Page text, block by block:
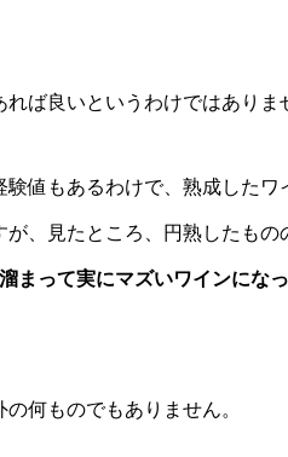
ば良いというわけではありま
値もあるわけで、熟成した
、見たところ、円熟したも
まって実にマズいワインにな
の何ものでもありません。